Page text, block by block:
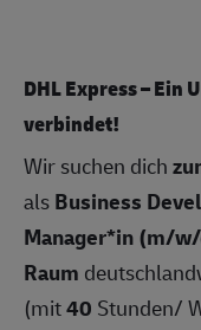
DHL Express – Ein
verbindet!
Wir suchen dich
alsBusiness
Manager*in (m/
Raum
(mit40 Stunden/